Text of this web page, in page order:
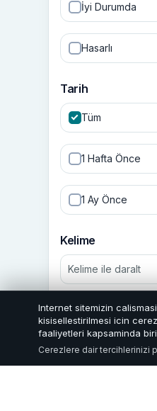
İyi Durumda
Hasarlı
Tarih
Tüm
1 Hafta Önce
1 Ay Önce
Kelime
Internet sitemizin
kisisellestirilmesi icin
faaliyetleri kapsaminda
Cerezlere dair tercihlerinizi